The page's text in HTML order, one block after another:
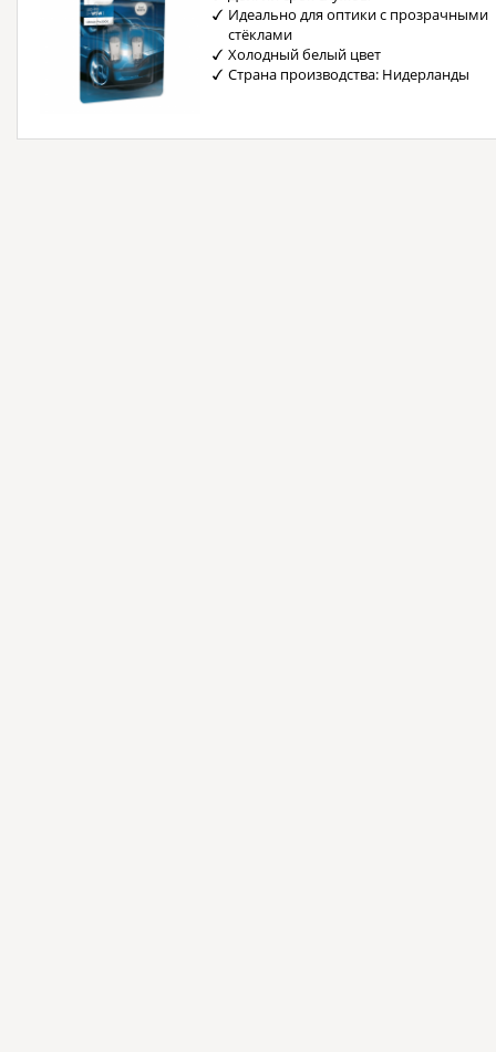
Идеально для оптики с прозрачными
стёклами
Холодный белый цвет
Страна производства: Нидерланды